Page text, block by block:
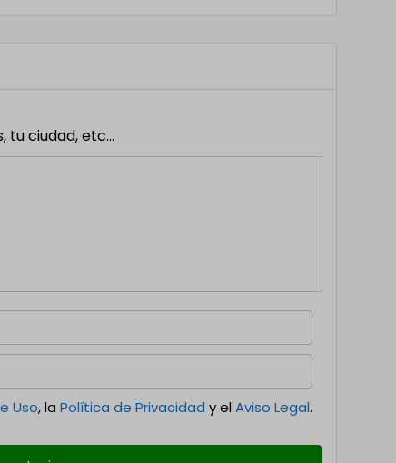
tu ciudad, etc...
Uso, laPolítica de Privacidad y elAviso Legal.